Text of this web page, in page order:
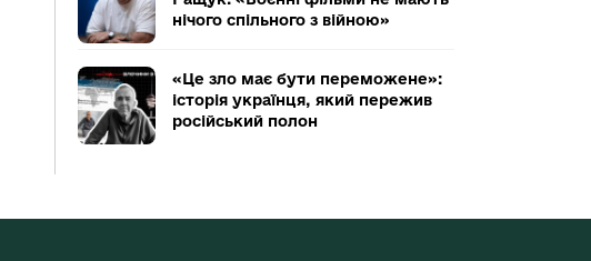
нічого спільного з війною»
«Це зло має бути переможене»:
історія українця, який пережив
російський полон